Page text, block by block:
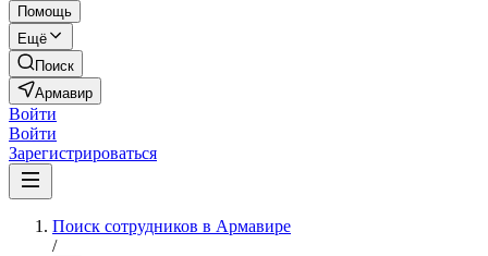
Помощь
Ещё
Поиск
Армавир
Войти
Войти
Зарегистрироваться
Поиск сотрудников в Армавире
/